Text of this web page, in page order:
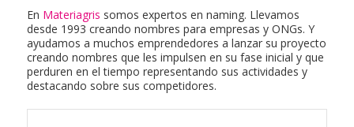
En Materiagris somos expertos en naming. Llevamos
desde 1993 creando nombres para empresas y ONGs. Y
ayudamos a muchos emprendedores a lanzar su proyecto
creando nombres que les impulsen en su fase inicial y que
perduren en el tiempo representando sus actividades y
destacando sobre sus competidores.